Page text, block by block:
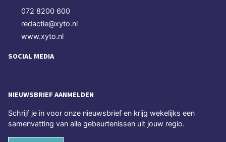
072 8200 600
redactie@xyto.nl
www.xyto.nl
SOCIAL MEDIA
NIEUWSBRIEF AANMELDEN
Schrijf je in voor onze nieuwsbrief en krijg wekelijks een
samenvatting van alle gebeurtenissen uit jouw regio.